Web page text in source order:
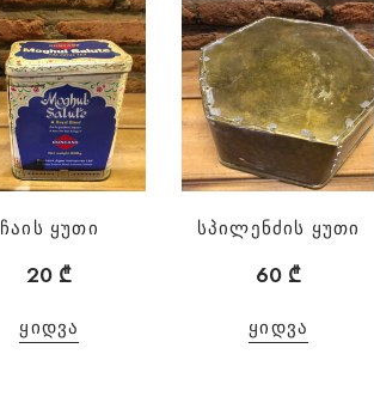
ჩაის ყუთი
20 ₾
ᲧᲘᲓᲕᲐ
სპილენძის ყუთი
60 ₾
ᲧᲘᲓᲕᲐ